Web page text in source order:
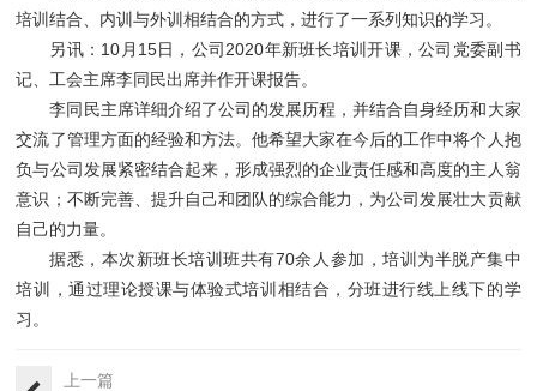
培训结合、内训与外训相结合的方式，进行了一系列知识的学习。
另讯：10月15日，公司2020年新班长培训开课，公司党委副书
记、工会主席李同民出席并作开课报告。
李同民主席详细介绍了公司的发展历程，并结合自身经历和大家
交流了管理方面的经验和方法。他希望大家在今后的工作中将个人抱
负与公司发展紧密结合起来，形成强烈的企业责任感和高度的主人翁
意识；不断完善、提升自己和团队的综合能力，为公司发展壮大贡献
自己的力量。
据悉，本次新班长培训班共有70余人参加，培训为半脱产集中
培训，通过理论授课与体验式培训相结合，分班进行线上线下的学
习。
上一篇